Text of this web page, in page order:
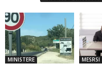
MINISTERE MESRSI